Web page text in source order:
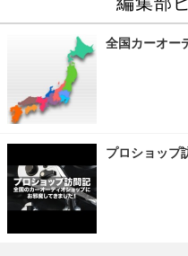
全国カーオー
プロショップ